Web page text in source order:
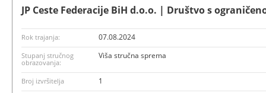
JP Ceste Federacije BiH d.o.o. | Društvo s
Rok trajanja: 07.08.2024
Stupanj stručnog
obrazovanja:
Viša stručna sprema
Broj izvršitelja 1